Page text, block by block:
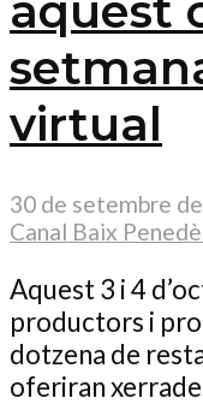
virtual
30 de setembre
Canal Baix
Aquest 3 i 4
productors i
dotzena de
oferiran